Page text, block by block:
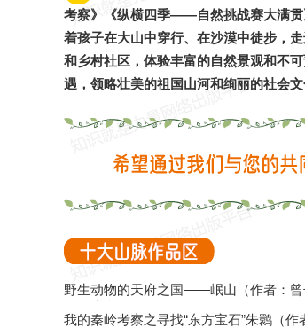
考察》《纵横四季——自然挑战赛大满贯
着孩子在大山中穿行、在沙漠中徒步，
和乡村社区，体验丰富的自然景观和不
遇，领略壮美的祖国山河和绚丽的社会文
野生动物的天府之国——岷山（作者：曾
第四小学）
我的秦岭考察之寻找“东方宝石”朱鹮（